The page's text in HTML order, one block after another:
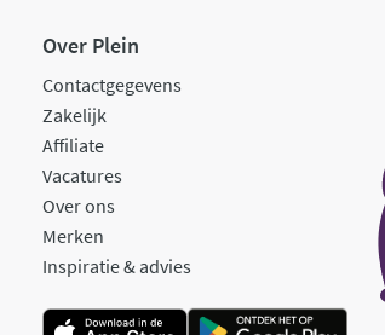
Over Plein
Contactgegevens
Zakelijk
Affiliate
Vacatures
Over ons
Merken
Inspiratie & advies